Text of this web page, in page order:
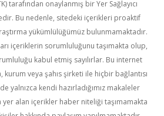
tarafından onaylanmış bir Yer Sağlayıcı
Bu nedenle, sitedeki içerikleri proaktif
yükümlülüğümüz bulunmamaktadır.
içeriklerin sorumluluğunu taşımakta olup,
kabul etmiş sayılırlar. Bu internet
veya şahıs şirketi ile hiçbir bağlantısı
yalnızca kendi hazırladığımız makaleler
yer alan içerikler haber niteliği taşımamakta